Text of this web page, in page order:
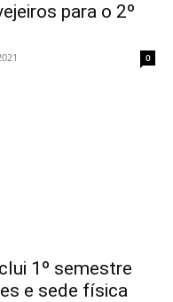
para o 2º
0
1º semestre
e sede física